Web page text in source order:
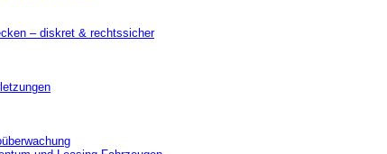
– diskret & rechtssicher